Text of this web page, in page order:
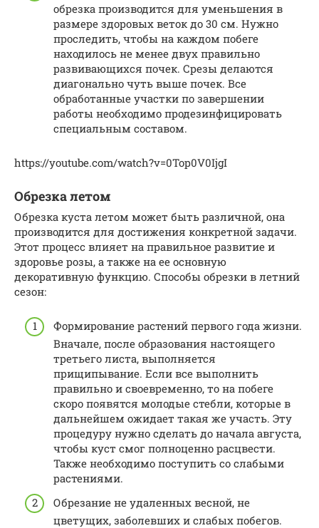
обрезка производится для уменьшения в
размере здоровых веток до 30 см. Нужно
проследить, чтобы на каждом побеге
находилось не менее двух правильно
развивающихся почек. Срезы делаются
диагонально чуть выше почек. Все
обработанные участки по завершении
работы необходимо продезинфицировать
специальным составом.
https://youtube.com/watch?v=0Top0V0IjgI
Обрезка летом
Обрезка куста летом может быть различной, она
производится для достижения конкретной задачи.
Этот процесс влияет на правильное развитие и
здоровье розы, а также на ее основную
декоративную функцию. Способы обрезки в летний
сезон:
Формирование растений первого года жизни.
Вначале, после образования настоящего
третьего листа, выполняется
прищипывание. Если все выполнить
правильно и своевременно, то на побеге
скоро появятся молодые стебли, которые в
дальнейшем ожидает такая же участь. Эту
процедуру нужно сделать до начала августа,
чтобы куст смог полноценно расцвести.
Также необходимо поступить со слабыми
растениями.
Обрезание не удаленных весной, не
цветущих, заболевших и слабых побегов.